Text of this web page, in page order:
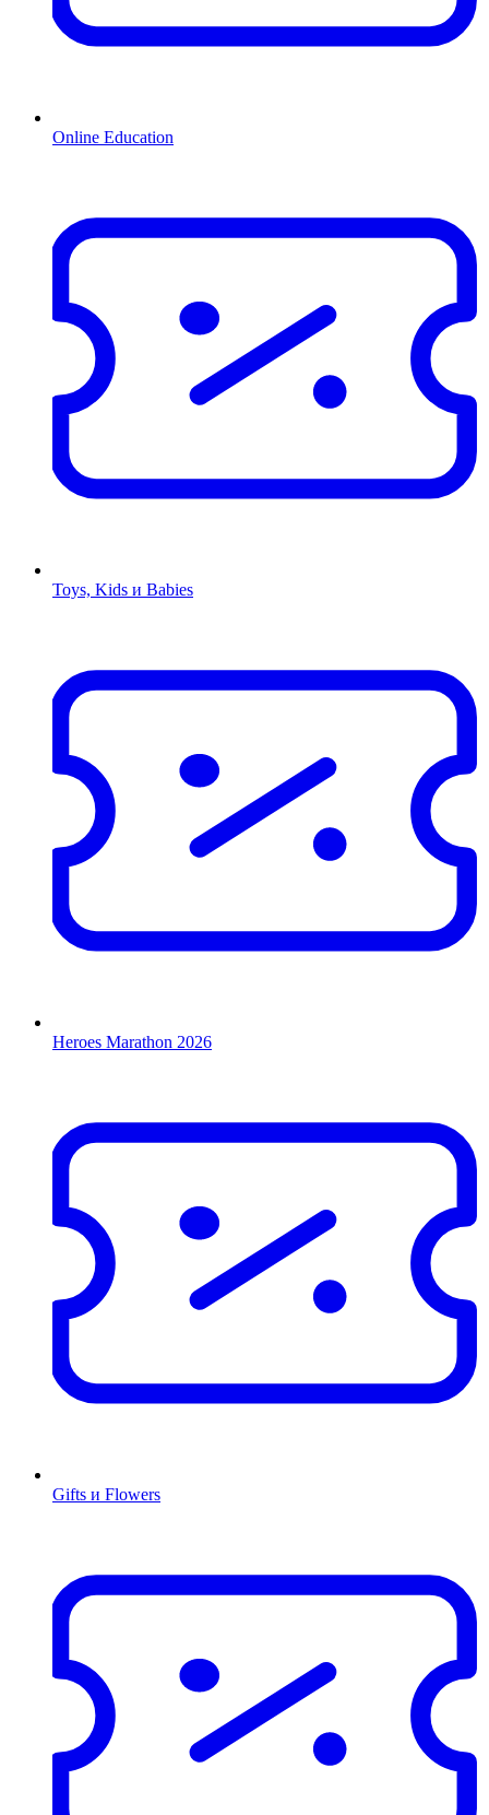
Online Education
Toys, Kids и Babies
Heroes Marathon 2026
Gifts и Flowers